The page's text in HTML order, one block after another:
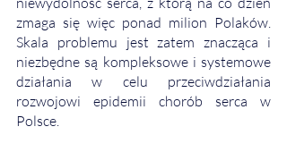
zmaga się więc ponad milion Polaków.
Skala problemu jest zatem znacząca i
niezbędne są kompleksowe i systemowe
działania w celu przeciwdziałania
rozwojowi epidemii chorób serca w
Polsce.